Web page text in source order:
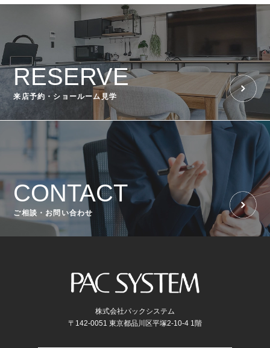
RESERVE
来店予約・ショールーム見学
CONTACT
ご相談・お問い合わせ
株式会社パックシステム
〒142-0051 東京都品川区平塚2-10-4 1階